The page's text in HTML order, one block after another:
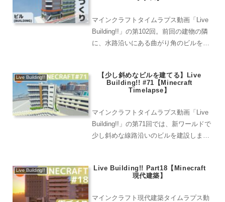
マインクラフトタイムラプス動画「Live
Building!!」の第102回。前回の建物の隣
に、水路沿いにある曲がり角のビルを建
す。ビル建築の楽しさをお楽しみくださ
Live Building!!
【少し斜めなビルを建てる】Live
Building!! #71【Minecraft
Timelapse】
マインクラフトタイムラプス動画「Live
Building!!」の第71回では、新ワールドで
少し斜めな線路沿いのビルを建設しま
Live Building!!
Live Building!! Part18【Minecraft
現代建築】
マインクラフト現代建築タイムラプス動